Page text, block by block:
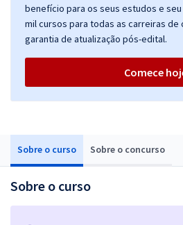
Sobre o curso Sobre o concurso
Sobre o curso
benefício para os seus estudos e seu
mil cursos para todas as carreiras
garantia de atualização pós-edital.
Comece